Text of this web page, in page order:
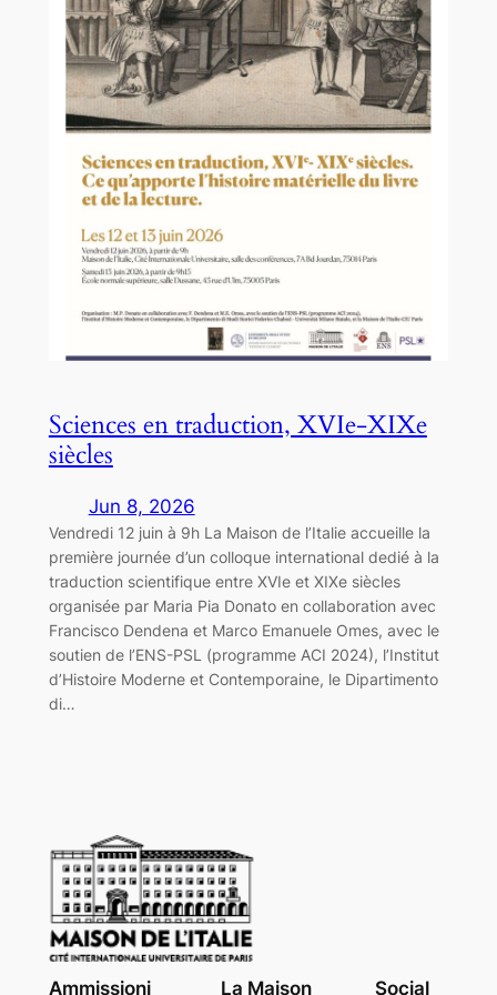
Sciences en traduction, XVIe-XIXe
siècles
Jun 8, 2026
Vendredi 12 juin à 9h La Maison de l’Italie accueille la
première journée d’un colloque international dedié à la
traduction scientifique entre XVIe et XIXe siècles
organisée par Maria Pia Donato en collaboration avec
Francisco Dendena et Marco Emanuele Omes, avec le
soutien de l’ENS-PSL (programme ACI 2024), l’Institut
d’Histoire Moderne et Contemporaine, le Dipartimento
di…
Ammissioni La Maison Social